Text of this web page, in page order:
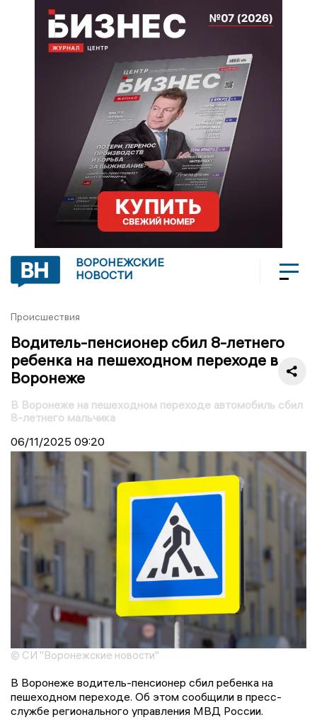
ВОРОНЕЖСКИЕ
НОВОСТИ
Происшествия
Водитель-пенсионер сбил 8-летнего
ребенка на пешеходном переходе в
Воронеже
В Воронеже на пешеходном переходе автомобиль сбил
8-летнего мальчика
06/11/2025 09:20
© СИ "Воронежские новости"
В Воронеже водитель-пенсионер сбил ребенка на
пешеходном переходе. Об этом сообщили в пресс-
службе регионального управления МВД России.